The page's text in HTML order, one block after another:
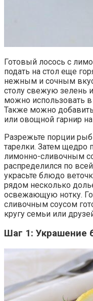
Готовый лосось с
подать на стол еще
нежным и сочным
столу свежую зелень
можно использовать
Также можно
или овощной гарнир
Разрежьте порции
тарелки. Затем
лимонно-сливочным
распределился по
украсьте блюдо
рядом несколько
освежающую нотку.
сливочным соусом
кругу семьи или
Шаг 1: Украшение